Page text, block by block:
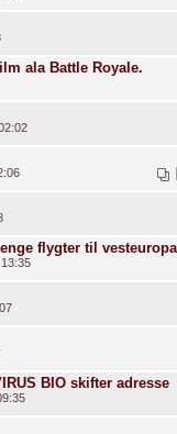
ala Battle Royale.
flygter til vesteuropa
BIO skifter adresse